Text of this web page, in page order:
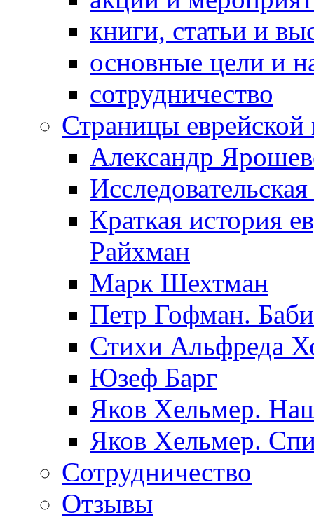
книги, статьи и
основные цели и
сотрудничество
Страницы
Александр
Краткая история
Райхман
Марк Шехтман
Петр Гофман.
Стихи Альфреда
Юзеф Барг
Яков Хельмер.
Яков Хельмер.
Сотрудничество
Отзывы